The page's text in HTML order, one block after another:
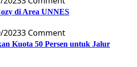
di Area UNNES
20233 Comment
Kuota 50 Persen untuk Jalur